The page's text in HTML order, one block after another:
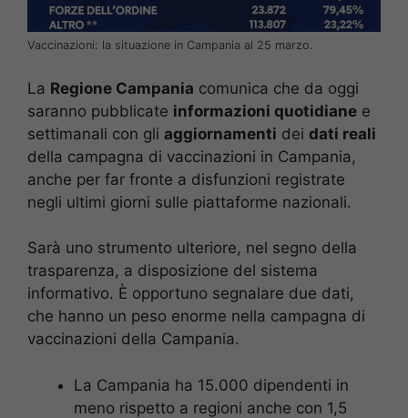
Vaccinazioni: la situazione in Campania al 25 marzo.
La Regione Campania comunica che da oggi
saranno pubblicate informazioni quotidiane e
settimanali con gli aggiornamenti dei dati reali
della campagna di vaccinazioni in Campania,
anche per far fronte a disfunzioni registrate
negli ultimi giorni sulle piattaforme nazionali.
Sarà uno strumento ulteriore, nel segno della
trasparenza, a disposizione del sistema
informativo. È opportuno segnalare due dati,
che hanno un peso enorme nella campagna di
vaccinazioni della Campania.
La Campania ha 15.000 dipendenti in
meno rispetto a regioni anche con 1,5